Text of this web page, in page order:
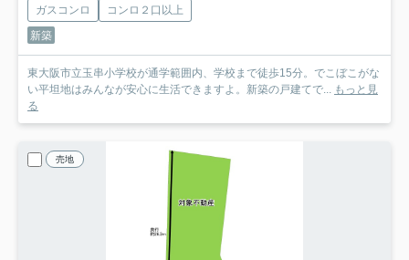
ガスコンロ
コンロ２口以上
新築
東大阪市立玉串小学校が通学範囲内、学校まで徒歩15分。でこぼこがな
い平坦地はみんなが安心に生活できますよ。新築の戸建てで... もっと見
る
売地